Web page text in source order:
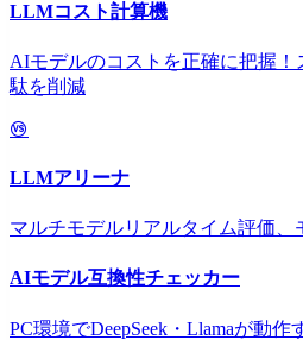
LLMコスト計算機
AIモデルのコストを正確に把握
駄を削減
LLMアリーナ
マルチモデルリアルタイム評価、
AIモデル互換性チェッカー
PC環境でDeepSeek・Llamaが動作